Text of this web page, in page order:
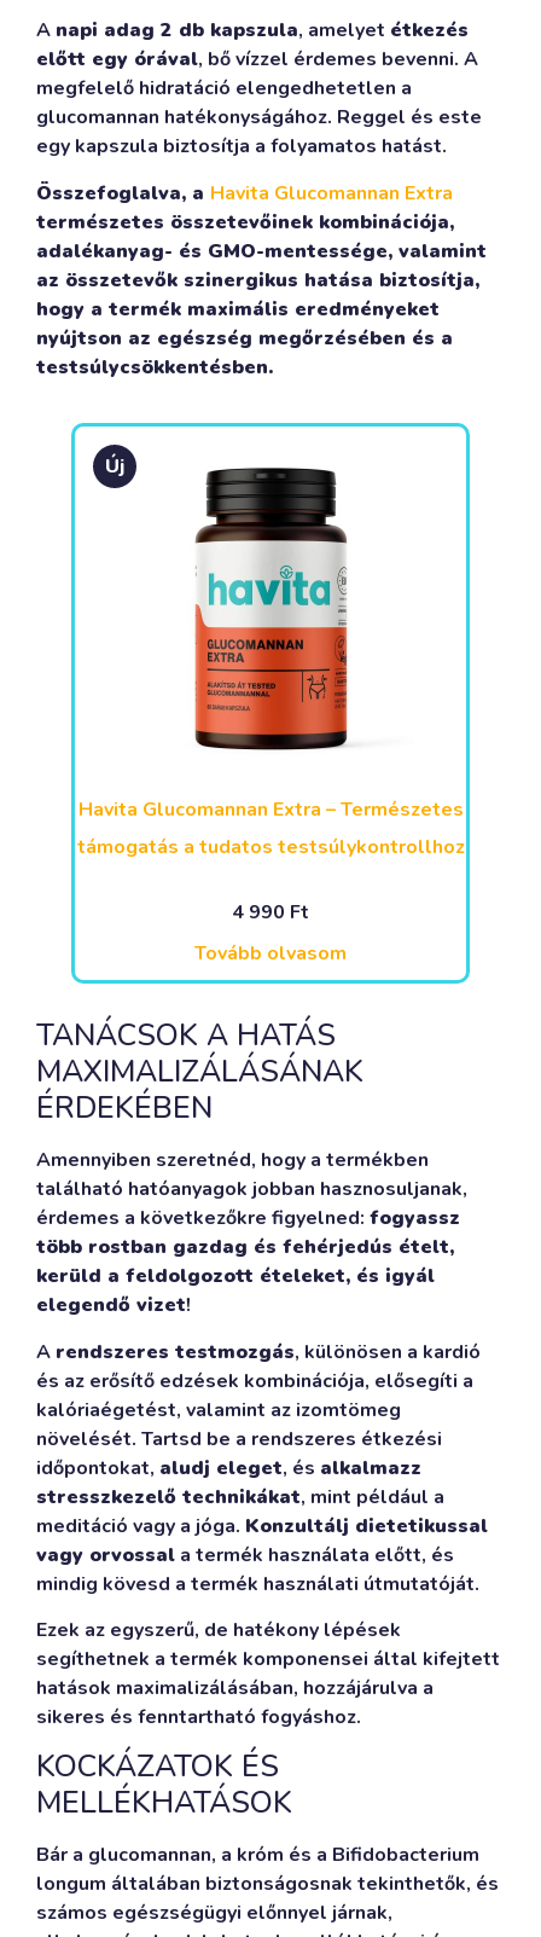
A napi adag 2 db kapszula, amelyet étkezés
előtt egy órával, bő vízzel érdemes bevenni. A
megfelelő hidratáció elengedhetetlen a
glucomannan hatékonyságához. Reggel és este
egy kapszula biztosítja a folyamatos hatást.
Összefoglalva, a Havita Glucomannan Extra
természetes összetevőinek kombinációja,
adalékanyag- és GMO-mentessége, valamint
az összetevők szinergikus hatása biztosítja,
hogy a termék maximális eredményeket
nyújtson az egészség megőrzésében és a
testsúlycsökkentésben.
Új
Havita Glucomannan Extra – Természetes
támogatás a tudatos testsúlykontrollhoz
4 990 Ft
Tovább olvasom
TANÁCSOK A HATÁS
MAXIMALIZÁLÁSÁNAK
ÉRDEKÉBEN
Amennyiben szeretnéd, hogy a termékben
található hatóanyagok jobban hasznosuljanak,
érdemes a következőkre figyelned: fogyassz
több rostban gazdag és fehérjedús ételt,
kerüld a feldolgozott ételeket, és igyál
elegendő vizet!
A rendszeres testmozgás, különösen a kardió
és az erősítő edzések kombinációja, elősegíti a
kalóriaégetést, valamint az izomtömeg
növelését. Tartsd be a rendszeres étkezési
időpontokat, aludj eleget, és alkalmazz
stresszkezelő technikákat, mint például a
meditáció vagy a jóga. Konzultálj dietetikussal
vagy orvossal a termék használata előtt, és
mindig kövesd a termék használati útmutatóját.
Ezek az egyszerű, de hatékony lépések
segíthetnek a termék komponensei által kifejtett
hatások maximalizálásában, hozzájárulva a
sikeres és fenntartható fogyáshoz.
KOCKÁZATOK ÉS
MELLÉKHATÁSOK
Bár a glucomannan, a króm és a Bifidobacterium
longum általában biztonságosnak tekinthetők, és
számos egészségügyi előnnyel járnak,